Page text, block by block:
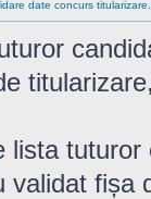
date concurs
lista tuturor
validat fișa